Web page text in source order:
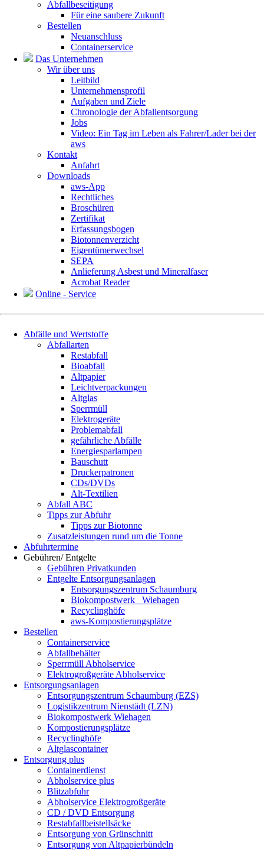
Abfallbeseitigung
Für eine saubere Zukunft
Bestellen
Neuanschluss
Containerservice
Das Unternehmen
Wir über uns
Leitbild
Unternehmensprofil
Aufgaben und Ziele
Chronologie der Abfallentsorgung
Jobs
Video: Ein Tag im Leben als Fahrer/Lader bei der
aws
Kontakt
Anfahrt
Downloads
aws-App
Rechtliches
Broschüren
Zertifikat
Erfassungsbogen
Biotonnenverzicht
Eigentümerwechsel
SEPA
Anlieferung Asbest und Mineralfaser
Acrobat Reader
Online - Service
überspringenAbfälle und Wertstoffe
Abfallarten
Restabfall
Bioabfall
Altpapier
Leichtverpackungen
Altglas
Sperrmüll
Elektrogeräte
Problemabfall
gefährliche Abfälle
Energiesparlampen
Bauschutt
Druckerpatronen
CDs/DVDs
Alt-Textilien
Abfall ABC
Tipps zur Abfuhr
Tipps zur Biotonne
Zusatzleistungen rund um die Tonne
Abfuhrtermine
Gebühren/ Entgelte
Gebühren Privatkunden
Entgelte Entsorgungsanlagen
Entsorgungszentrum Schaumburg
Biokompostwerk Wiehagen
Recyclinghöfe
aws-Kompostierungsplätze
Bestellen
Containerservice
Abfallbehälter
Sperrmüll Abholservice
Elektrogroßgeräte Abholservice
Entsorgungsanlagen
Entsorgungszentrum Schaumburg (EZS)
Logistikzentrum Nienstädt (LZN)
Biokompostwerk Wiehagen
Kompostierungsplätze
Recyclinghöfe
Altglascontainer
Entsorgung plus
Containerdienst
Abholservice plus
Blitzabfuhr
Abholservice Elektrogroßgeräte
CD / DVD Entsorgung
Restabfallbeistellsäcke
Entsorgung von Grünschnitt
Entsorgung von Altpapierbündeln